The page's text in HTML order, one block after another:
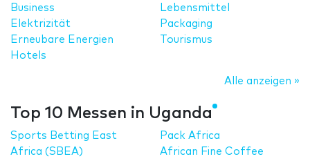
Business
Elektrizität
Erneubare Energien
Hotels
Lebensmittel
Packaging
Tourismus
Alle anzeigen »
Top 10 Messen in Uganda
Sports Betting East
Africa (SBEA)
Pack Africa
African Fine Coffee